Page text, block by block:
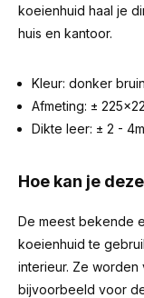
koeienhuid haal je
huis en kantoor.
Kleur: donker
Afmeting: ±
Dikte leer: ± 2 -
Hoe kan je
De meest bekende
koeienhuid te
interieur. Ze
bijvoorbeeld voor